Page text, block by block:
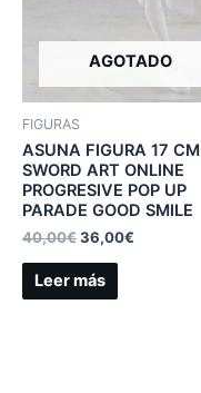
AGOTADO
FIGURAS
ASUNA FIGURA 17 CM
SWORD ART ONLINE
PROGRESIVE POP UP
PARADE GOOD SMILE
40,00€36,00€
Leer más